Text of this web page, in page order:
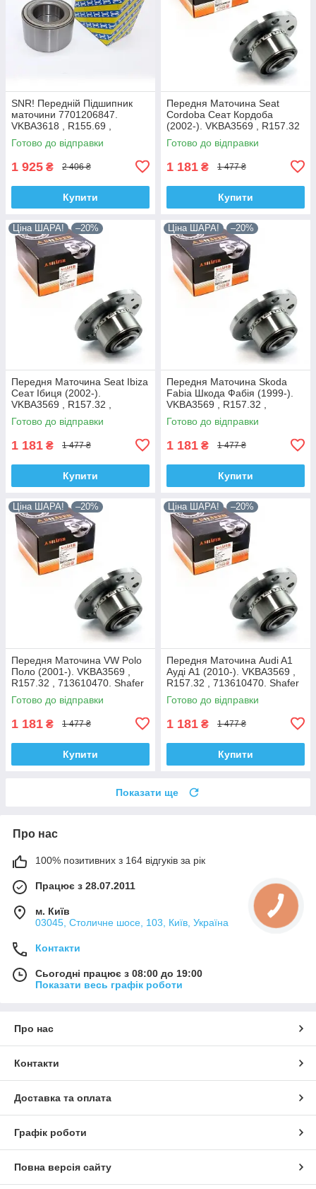
SNR! Передній Підшипник
маточини 7701206847.
VKBA3618 , R155.69 ,
713644120. Франція!
Готово до відправки
1 925 ₴ 2 406 ₴
Купити
Передня Маточина Seat
Cordoba Сеат Кордоба
(2002-). VKBA3569 , R157.32
, 713610470. Shafer Австрія
Готово до відправки
1 181 ₴ 1 477 ₴
Купити
Ціна ШАРА! –20%
Передня Маточина Seat Ibiza
Сеат Ібиця (2002-).
VKBA3569 , R157.32 ,
713610470. Shafer Австрія
Готово до відправки
1 181 ₴ 1 477 ₴
Купити
Ціна ШАРА! –20%
Передня Маточина Skoda
Fabia Шкода Фабія (1999-).
VKBA3569 , R157.32 ,
713610470. Shafer Австрія
Готово до відправки
1 181 ₴ 1 477 ₴
Купити
Ціна ШАРА! –20%
Передня Маточина VW Polo
Поло (2001-). VKBA3569 ,
R157.32 , 713610470. Shafer
Австрія
Готово до відправки
1 181 ₴ 1 477 ₴
Купити
Ціна ШАРА! –20%
Передня Маточина Audi A1
Ауді А1 (2010-). VKBA3569 ,
R157.32 , 713610470. Shafer
Австрія
Готово до відправки
1 181 ₴ 1 477 ₴
Купити
Показати ще
Про нас
100% позитивних з 164 відгуків за рік
Працює з 28.07.2011
м. Київ
03045, Столичне шосе, 103, Київ, Україна
Контакти
Сьогодні працює з 08:00 до 19:00
Показати весь графік роботи
Про нас
Контакти
Доставка та оплата
Графік роботи
Повна версія сайту